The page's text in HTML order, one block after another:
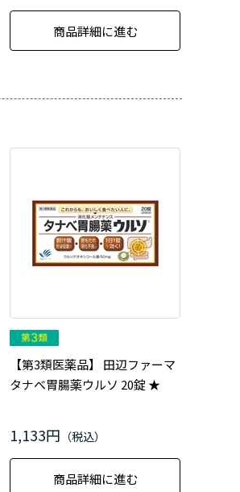
商品詳細に進む
【第3類医薬品】 田辺ファーマ
タナベ胃腸薬ウルソ 20錠 ★
1,133円
商品詳細に進む